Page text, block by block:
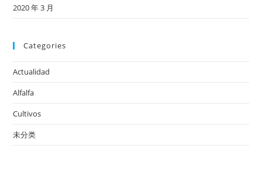
2020 年 3 月
Categories
Actualidad
Alfalfa
Cultivos
未分类